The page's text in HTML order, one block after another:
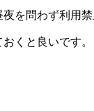
を問わず利用
くと良いです。